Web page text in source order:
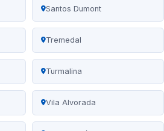
Santos Dumont
Tremedal
Turmalina
Vila Alvorada